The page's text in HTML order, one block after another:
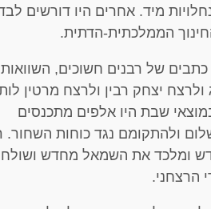
מיד. אחרים היו דורשים
הממלכתית-הדתית.
כתבים של רבנים חשוכים, השוואות
ולרצח יצחק רבין ולרצח מרטין
שבת היו אלפים מתכנסים
ולהתקומם נגד כוחות השחור.
ומלכד את השמאל מחדש
הרצחני.